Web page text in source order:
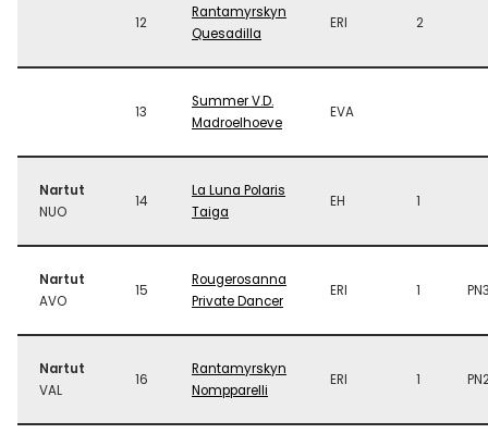
12
Rantamyrskyn
Quesadilla
ERI 2
13
Summer V.D.
Madroelhoeve
EVA
Nartut
NUO
14
La Luna Polaris
Taiga
EH 1
Nartut
AVO
15
Rougerosanna
Private Dancer
ERI 1
Nartut
VAL
16
Rantamyrskyn
Nompparelli
ERI 1